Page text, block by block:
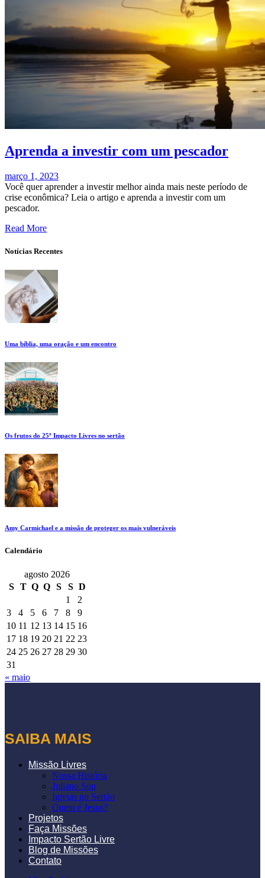
Aprenda a investir com um pescador
março 1, 2023
Você quer aprender a investir melhor ainda mais neste período de
crise econômica? Leia o artigo e aprenda a investir com um
pescador.
Read More
Notícias Recentes
Uma bíblia, uma oração e um encontro
Os frutos do 25º Impacto Livres no sertão
Amy Carmichael e a missão de proteger os mais vulneráveis
Calendário
agosto 2026
S
T Q Q S S D
1
2
3
4 5 6 7 8
9
10 11 12 13 14 15 16
17 18 19 20 21 22 23
24 25 26 27 28 29 30
31
« maio
SAIBA MAIS
Missão Livres
Nossa História
Juliano Son
Igrejas no Sertão
Quem é Jesus?
Projetos
Faça Missões
Impacto Sertão Livre
Blog de Missões
Contato